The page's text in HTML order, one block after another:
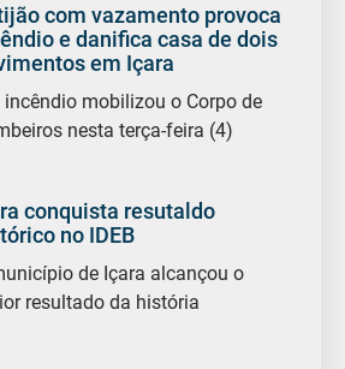
com vazamento provoca
e danifica casa de dois
em Içara
incêndio mobilizou o Corpo de
nesta terça-feira (4)
conquista resutaldo
no IDEB
de Içara alcançou o
resultado da história